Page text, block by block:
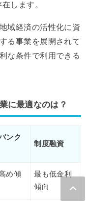
します。
域経済の活性化に資
る事業を展開されて
な条件で利用できる
に最適なのは？
ンク
制度融資
め傾
最も低金利
傾向